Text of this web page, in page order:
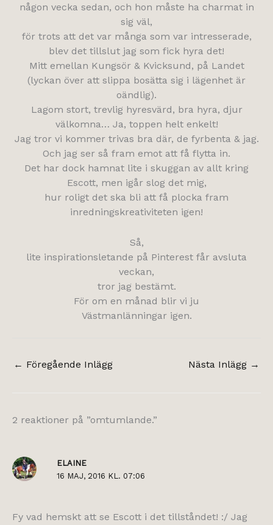
någon vecka sedan, och hon måste ha charmat in
sig väl,
för trots att det var många som var intresserade,
blev det tillslut jag som fick hyra det!
Mitt emellan Kungsör & Kvicksund, på Landet
(lyckan över att slippa bosätta sig i lägenhet är
oändlig).
Lagom stort, trevlig hyresvärd, bra hyra, djur
välkomna… Ja, toppen helt enkelt!
Jag tror vi kommer trivas bra där, de fyrbenta & jag.
Och jag ser så fram emot att få flytta in.
Det har dock hamnat lite i skuggan av allt kring
Escott, men igår slog det mig,
hur roligt det ska bli att få plocka fram
inredningskreativiteten igen!
Så,
lite inspirationsletande på Pinterest får avsluta
veckan,
tror jag bestämt.
För om en månad blir vi ju
Västmanlänningar igen.
← Föregående Inlägg Nästa Inlägg →
2 reaktioner på ”omtumlande.”
ELAINE
16 MAJ, 2016 KL. 07:06
Fy vad hemskt att se Escott i det tillståndet! :/ Jag